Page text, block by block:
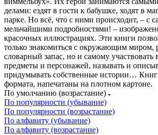
делами: ездят в гости к бабушке, ходят в
парке. Но всё, что с ними происходит, – с
мельчайшими подробностями! –
красочных иллюстрациях. Эти книги
только знакомиться с окружающим миром,
словарный запас, но и самому участвовать
предметы и персонажей, называть и
придумывать собственные истории…
формата, напечатаны на плотном картоне.
По умолчанию (возрастание)
По популярности (убывание)
По популярности (возрастание)
По алфавиту (убывание)
По алфавиту (возрастание)